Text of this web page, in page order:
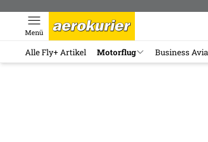
Menü
Alle Fly+ Artikel Motorflug Business